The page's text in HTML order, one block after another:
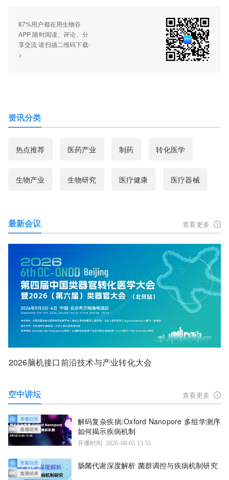
87%用户都在用生物谷
APP 随时阅读、评论、分
享交流 请扫描二维码下载-
>
资讯分类
热点推荐 医药产业 制药 转化医学
生物产业 生物研究 医疗健康 医疗器械
最新会议 查看更多
2026脑机接口前沿技术与产业转化大会
空中讲坛 查看更多
解码复杂疾病:Oxford Nanopore 多组学测序
如何揭示疾病机制
开播时间: 2026-08-05 13:55
肠菌代谢深度解析 菌群调控与疾病机制研究